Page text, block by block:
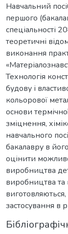
Навчальний
першого
спеціальності
теоретичні
виконання
Технологія
будову і
кольорової
основи
зміцнення,
навчального
бакалавру в
оцінити
виробництва
виробництва та
застосування в